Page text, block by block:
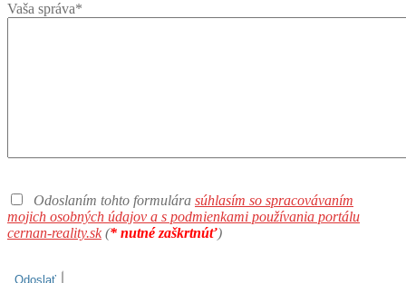
Vaša správa*
Odoslaním tohto formulára súhlasím so spracovávaním
mojich osobných údajov a s podmienkami používania portálu
cernan-reality.sk(* nutné zaškrtnúť)